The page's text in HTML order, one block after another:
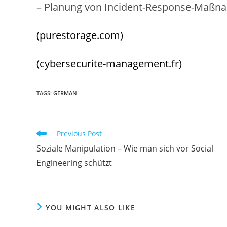
– Planung von Incident-Response-
(purestorage.com)
(cybersecurite-management.fr)
TAGS: GERMAN
Read
articles
Previous Post
Soziale Manipulation – Wie man sich vor Social
Engineering schützt
YOU MIGHT ALSO LIKE